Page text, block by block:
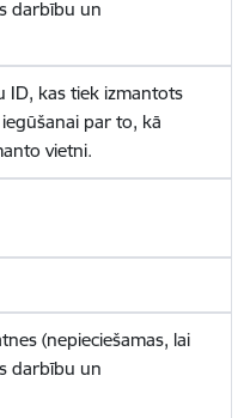
darbību un
ID, kas tiek izmantots
par to, kā
vietni.
(nepieciešamas, lai
darbību un